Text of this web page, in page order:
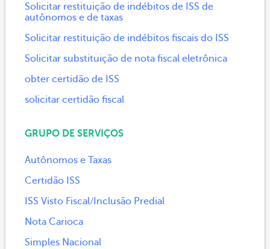
Solicitar restituição de indébitos de ISS de
autônomos e de taxas
Solicitar restituição de indébitos fiscais do ISS
Solicitar substituição de nota fiscal eletrônica
obter certidão de ISS
solicitar certidão fiscal
GRUPO DE SERVIÇOS
Autônomos e Taxas
Certidão ISS
ISS Visto Fiscal/Inclusão Predial
Nota Carioca
Simples Nacional